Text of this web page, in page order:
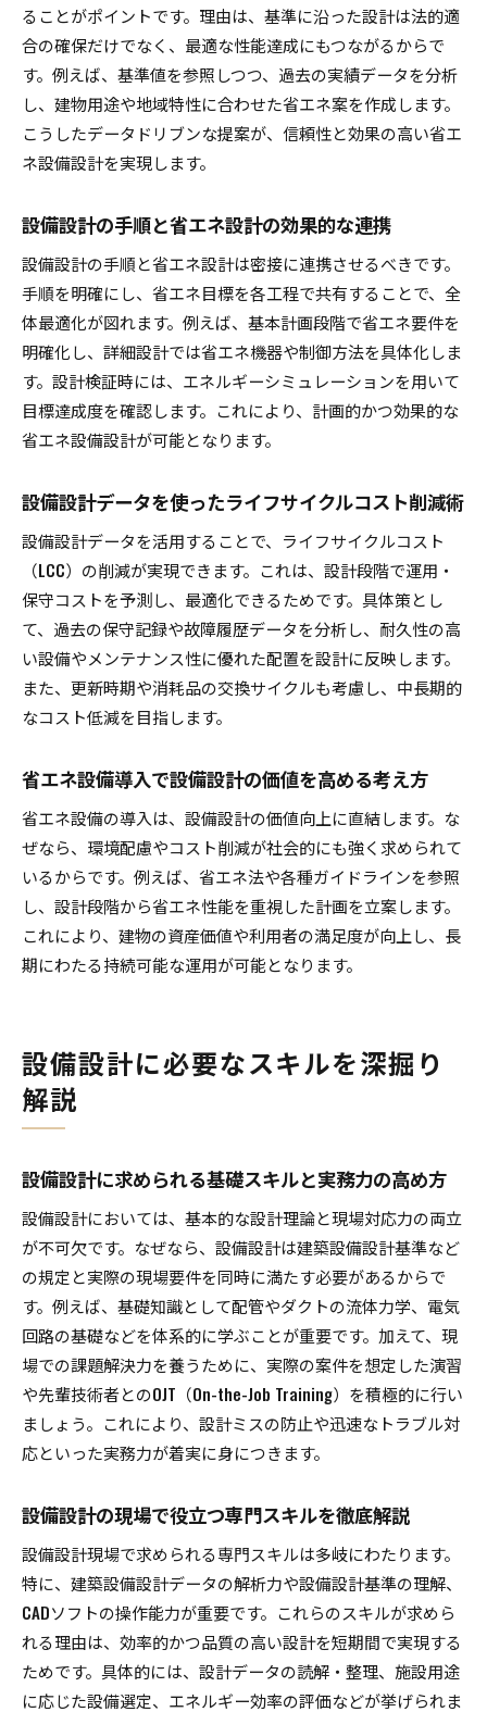
ることがポイントです。理由は、基準に沿った設計は法的適
合の確保だけでなく、最適な性能達成にもつながるからで
す。例えば、基準値を参照しつつ、過去の実績データを分析
し、建物用途や地域特性に合わせた省エネ案を作成します。
こうしたデータドリブンな提案が、信頼性と効果の高い省エ
ネ設備設計を実現します。
設備設計の手順と省エネ設計の効果的な連携
設備設計の手順と省エネ設計は密接に連携させるべきです。
手順を明確にし、省エネ目標を各工程で共有することで、全
体最適化が図れます。例えば、基本計画段階で省エネ要件を
明確化し、詳細設計では省エネ機器や制御方法を具体化しま
す。設計検証時には、エネルギーシミュレーションを用いて
目標達成度を確認します。これにより、計画的かつ効果的な
省エネ設備設計が可能となります。
設備設計データを使ったライフサイクルコスト削減術
設備設計データを活用することで、ライフサイクルコスト
（LCC）の削減が実現できます。これは、設計段階で運用・
保守コストを予測し、最適化できるためです。具体策とし
て、過去の保守記録や故障履歴データを分析し、耐久性の高
い設備やメンテナンス性に優れた配置を設計に反映します。
また、更新時期や消耗品の交換サイクルも考慮し、中長期的
なコスト低減を目指します。
省エネ設備導入で設備設計の価値を高める考え方
省エネ設備の導入は、設備設計の価値向上に直結します。な
ぜなら、環境配慮やコスト削減が社会的にも強く求められて
いるからです。例えば、省エネ法や各種ガイドラインを参照
し、設計段階から省エネ性能を重視した計画を立案します。
これにより、建物の資産価値や利用者の満足度が向上し、長
期にわたる持続可能な運用が可能となります。
設備設計に必要なスキルを深掘り
解説
設備設計に求められる基礎スキルと実務力の高め方
設備設計においては、基本的な設計理論と現場対応力の両立
が不可欠です。なぜなら、設備設計は建築設備設計基準など
の規定と実際の現場要件を同時に満たす必要があるからで
す。例えば、基礎知識として配管やダクトの流体力学、電気
回路の基礎などを体系的に学ぶことが重要です。加えて、現
場での課題解決力を養うために、実際の案件を想定した演習
や先輩技術者とのOJT（On-the-Job Training）を積極的に行い
ましょう。これにより、設計ミスの防止や迅速なトラブル対
応といった実務力が着実に身につきます。
設備設計の現場で役立つ専門スキルを徹底解説
設備設計現場で求められる専門スキルは多岐にわたります。
特に、建築設備設計データの解析力や設備設計基準の理解、
CADソフトの操作能力が重要です。これらのスキルが求めら
れる理由は、効率的かつ品質の高い設計を短期間で実現する
ためです。具体的には、設計データの読解・整理、施設用途
に応じた設備選定、エネルギー効率の評価などが挙げられま